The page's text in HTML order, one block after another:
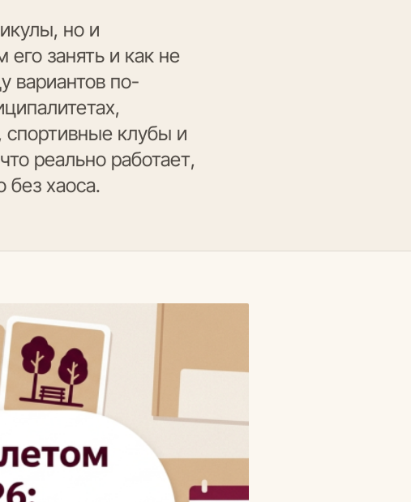
но и
занять и как не
вариантов по-
спортивные клубы и
реально работает,
без хаоса.